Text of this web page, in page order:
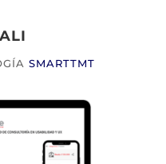
SMARTTMT